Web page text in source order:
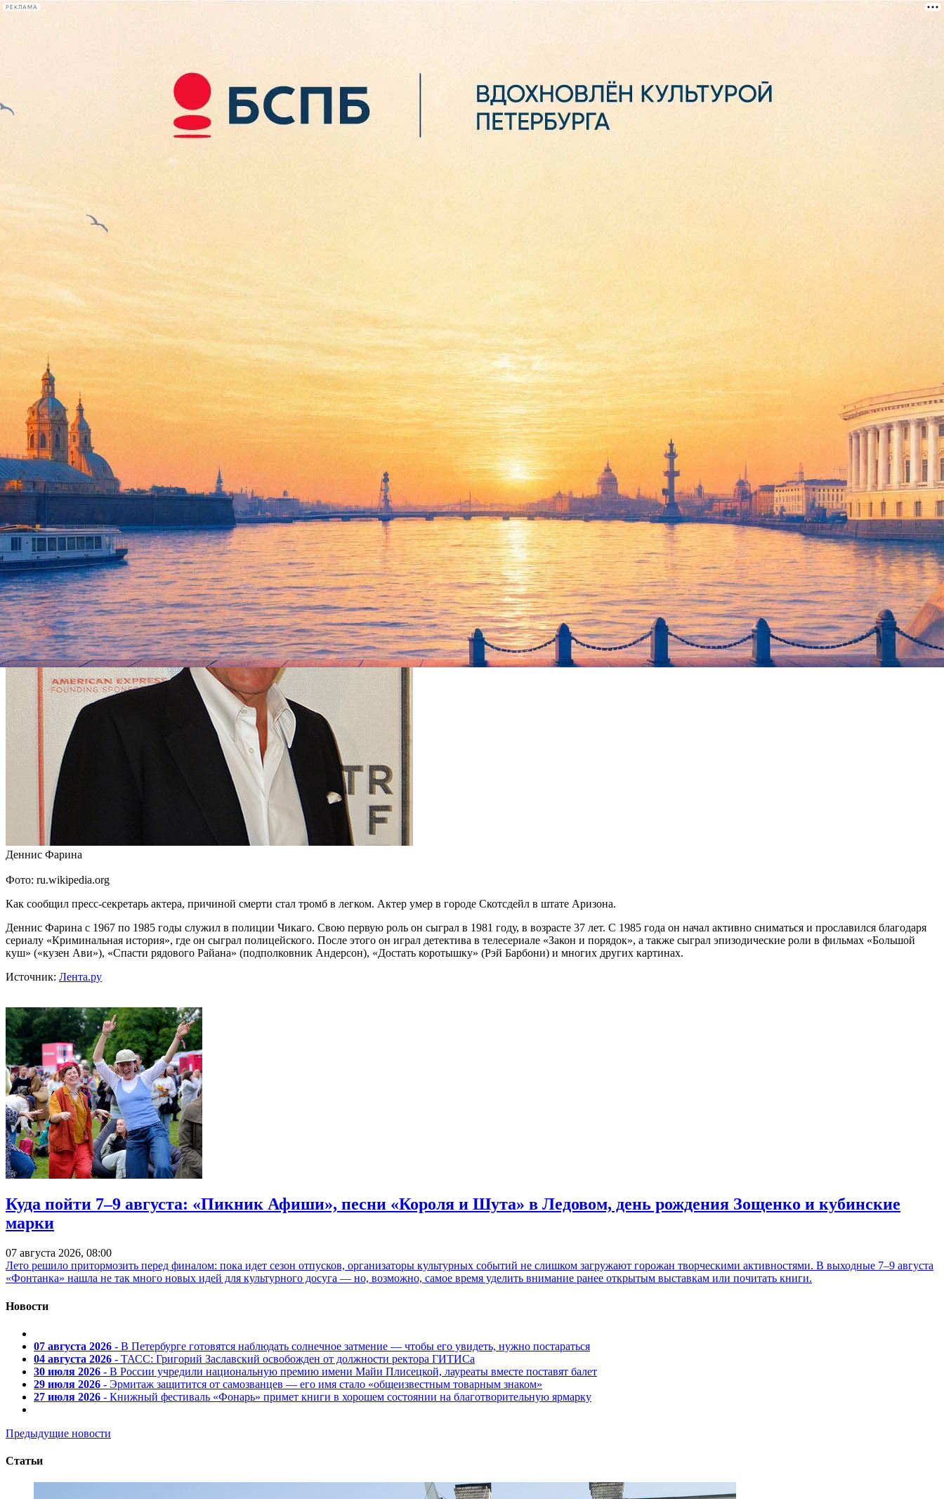
РЕКЛАМА
лекции
книги
Умер американский актер Деннис Фарина
22 июля 2013,
Американский актер Деннис Фарина (Dennis Farina) 22 июля скончался в США в возрасте 69 лет.
Деннис Фарина
Фото: ru.wikipedia.org
Как сообщил пресс-секретарь актера, причиной смерти стал тромб в легком. Актер умер в городе Скотсдейл в штате Аризона.
Деннис Фарина с 1967 по 1985 годы служил в полиции Чикаго. Свою первую роль он сыграл в 1981 году, в возрасте 37 лет. С 1985 года он начал активно сниматься и прославился благодаря
сериалу «Криминальная история», где он сыграл полицейского. После этого он играл детектива в телесериале «Закон и порядок», а также сыграл эпизодические роли в фильмах «Большой
куш» («кузен Ави»), «Спасти рядового Райана» (подполковник Андерсон), «Достать коротышку» (Рэй Барбони) и многих других картинах.
Источник: Лента.ру
Куда пойти 7–9 августа: «Пикник Афиши», песни «Короля и Шута» в Ледовом, день рождения Зощенко и кубинские
марки
07 августа 2026, 08:00
Лето решило притормозить перед финалом: пока идет сезон отпусков, организаторы культурных событий не слишком загружают горожан творческими активностями. В выходные 7–9 августа
«Фонтанка» нашла не так много новых идей для культурного досуга — но, возможно, самое время уделить внимание ранее открытым выставкам или почитать книги.
Новости
07 августа 2026 - В Петербурге готовятся наблюдать солнечное затмение — чтобы его увидеть, нужно постараться
04 августа 2026 - ТАСС: Григорий Заславский освобожден от должности ректора ГИТИСа
30 июля 2026 - В России учредили национальную премию имени Майи Плисецкой, лауреаты вместе поставят балет
29 июля 2026 - Эрмитаж защитится от самозванцев — его имя стало «общеизвестным товарным знаком»
27 июля 2026 - Книжный фестиваль «Фонарь» примет книги в хорошем состоянии на благотворительную ярмарку
Предыдущие новости
Статьи